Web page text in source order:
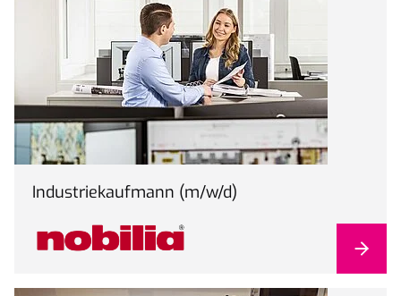
Industriekaufmann (m/w/d)